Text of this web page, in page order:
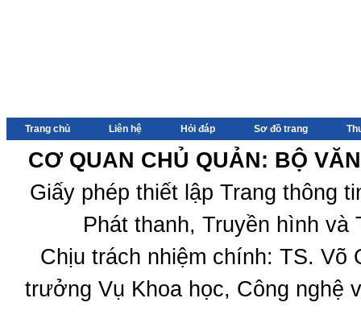
Trang chủ Liên hệ Hỏi đáp Sơ đồ trang
CƠ QUAN CHỦ QUẢN: BỘ
Giấy phép thiết lập Trang thông
Phát thanh, Truyền hình
Chịu trách nhiệm chính: TS.
trưởng Vụ Khoa học, Công nghệ